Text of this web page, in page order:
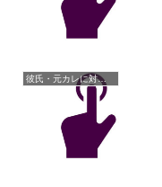
彼氏・元カレに対しての悩み